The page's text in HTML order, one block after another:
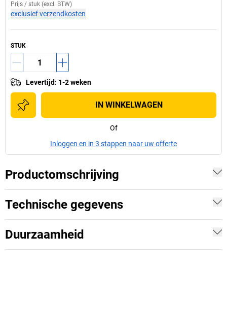
Prijs / stuk (excl. BTW)
exclusief verzendkosten
STUK
Levertijd: 1-2 weken
IN WINKELWAGEN
Of
Inloggen en in 3 stappen naar uw offerte
Productomschrijving
Technische gegevens
Duurzaamheid